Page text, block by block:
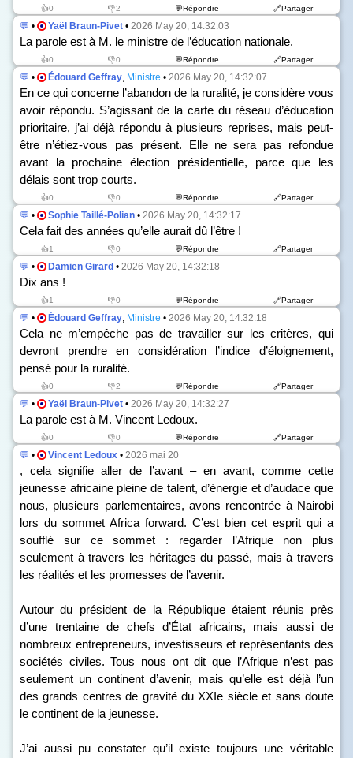
👍0 👎2 💬Répondre 🔗Partager
💬 • Yaël Braun-Pivet • 2026 May 20, 14:32:03
La parole est à M. le ministre de l’éducation nationale.
👍0 👎0 💬Répondre 🔗Partager
💬 • Édouard Geffray, Ministre • 2026 May 20, 14:32:07
En ce qui concerne l’abandon de la ruralité, je considère vous
avoir répondu. S’agissant de la carte du réseau d’éducation
prioritaire, j’ai déjà répondu à plusieurs reprises, mais peut-
être n’étiez-vous pas présent. Elle ne sera pas refondue
avant la prochaine élection présidentielle, parce que les
délais sont trop courts.
👍0 👎0 💬Répondre 🔗Partager
💬 • Sophie Taillé-Polian • 2026 May 20, 14:32:17
Cela fait des années qu’elle aurait dû l’être !
👍1 👎0 💬Répondre 🔗Partager
💬 • Damien Girard • 2026 May 20, 14:32:18
Dix ans !
👍1 👎0 💬Répondre 🔗Partager
💬 • Édouard Geffray, Ministre • 2026 May 20, 14:32:18
Cela ne m’empêche pas de travailler sur les critères, qui
devront prendre en considération l’indice d’éloignement,
pensé pour la ruralité.
👍0 👎2 💬Répondre 🔗Partager
💬 • Yaël Braun-Pivet • 2026 May 20, 14:32:27
La parole est à M. Vincent Ledoux.
👍0 👎0 💬Répondre 🔗Partager
💬 • Vincent Ledoux • 2026 mai 20
, cela signifie aller de l’avant – en avant, comme cette
jeunesse africaine pleine de talent, d’énergie et d’audace que
nous, plusieurs parlementaires, avons rencontrée à Nairobi
lors du sommet Africa forward. C’est bien cet esprit qui a
soufflé sur ce sommet : regarder l’Afrique non plus
seulement à travers les héritages du passé, mais à travers
les réalités et les promesses de l’avenir.
Autour du président de la République étaient réunis près
d’une trentaine de chefs d’État africains, mais aussi de
nombreux entrepreneurs, investisseurs et représentants des
sociétés civiles. Tous nous ont dit que l’Afrique n’est pas
seulement un continent d’avenir, mais qu’elle est déjà l’un
des grands centres de gravité du XXIe siècle et sans doute
le continent de la jeunesse.
J’ai aussi pu constater qu’il existe toujours une véritable